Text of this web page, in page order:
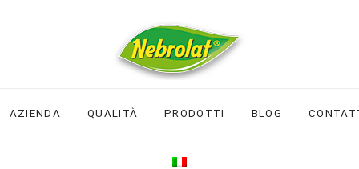
AZIENDA QUALITÀ PRODOTTI BLOG